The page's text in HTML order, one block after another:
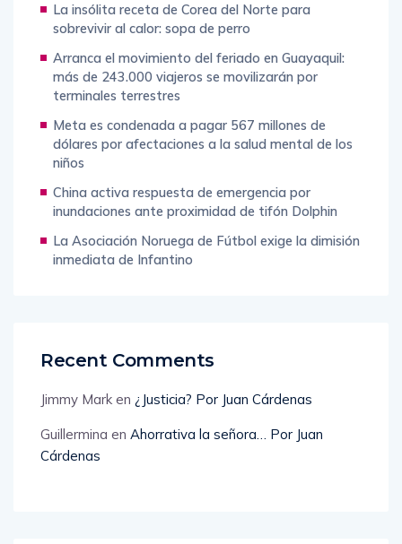
La insólita receta de Corea del Norte para
sobrevivir al calor: sopa de perro
Arranca el movimiento del feriado en Guayaquil:
más de 243.000 viajeros se movilizarán por
terminales terrestres
Meta es condenada a pagar 567 millones de
dólares por afectaciones a la salud mental de los
niños
China activa respuesta de emergencia por
inundaciones ante proximidad de tifón Dolphin
La Asociación Noruega de Fútbol exige la dimisión
inmediata de Infantino
Recent Comments
Jimmy Mark en ¿Justicia? Por Juan Cárdenas
Guillermina en Ahorrativa la señora… Por Juan
Cárdenas